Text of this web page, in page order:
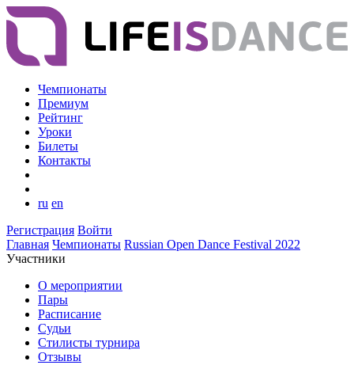
Чемпионаты
Премиум
Рейтинг
Уроки
Билеты
Контакты
ru en
Регистрация Войти
Главная Чемпионаты Russian Open Dance Festival 2022
Участники
О мероприятии
Пары
Расписание
Судьи
Стилисты турнира
Отзывы